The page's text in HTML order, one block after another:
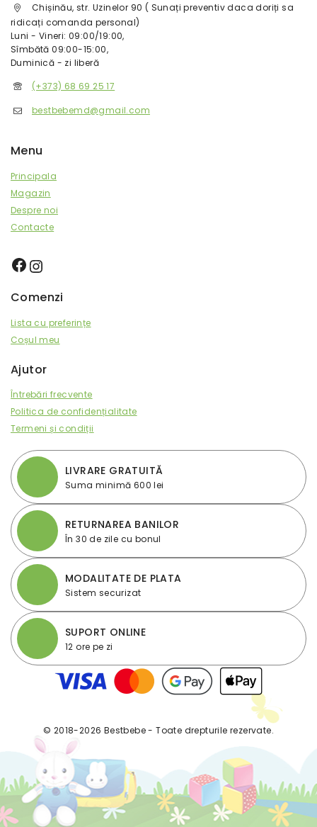
Chișinău, str. Uzinelor 90 ( Sunați preventiv daca doriți sa
ridicați comanda personal)
Luni - Vineri: 09:00/19:00,
Sîmbătă 09:00-15:00,
Duminică - zi liberă
(+373) 68 69 25 17
bestbebemd@gmail.com
Menu
Principala
Magazin
Despre noi
Contacte
Comenzi
Lista cu preferințe
Coșul meu
Ajutor
Întrebări frecvente
Politica de confidențialitate
Termeni și condiții
LIVRARE GRATUITĂ
Suma minimă 600 lei
RETURNAREA BANILOR
În 30 de zile cu bonul
MODALITATE DE PLATA
Sistem securizat
SUPORT ONLINE
12 ore pe zi
© 2018-2026 Bestbebe - Toate drepturile rezervate.